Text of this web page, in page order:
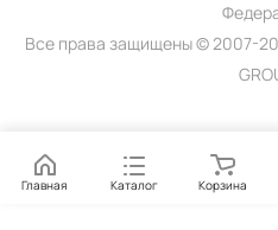
Все права защищены © 2007-
Главная Каталог Корзина